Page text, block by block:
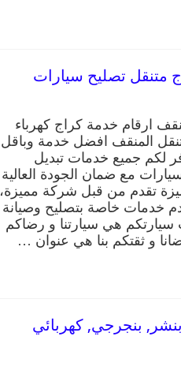
ارقام خدمة كراج كهرباء
المنقف افضل خدمة وباقل
لكم جميع خدمات تبديل
مع ضمان الجودة العالية
تقدم من قبل شركة مميزة،
خدمات خاصة بتصليح وصيانة
سيارتكم هي سيارتنا و رضاكم
و ثقتكم بنا هي عنوان …
99007355 كهرباء وبنشر, بنجرجي, كهربائي